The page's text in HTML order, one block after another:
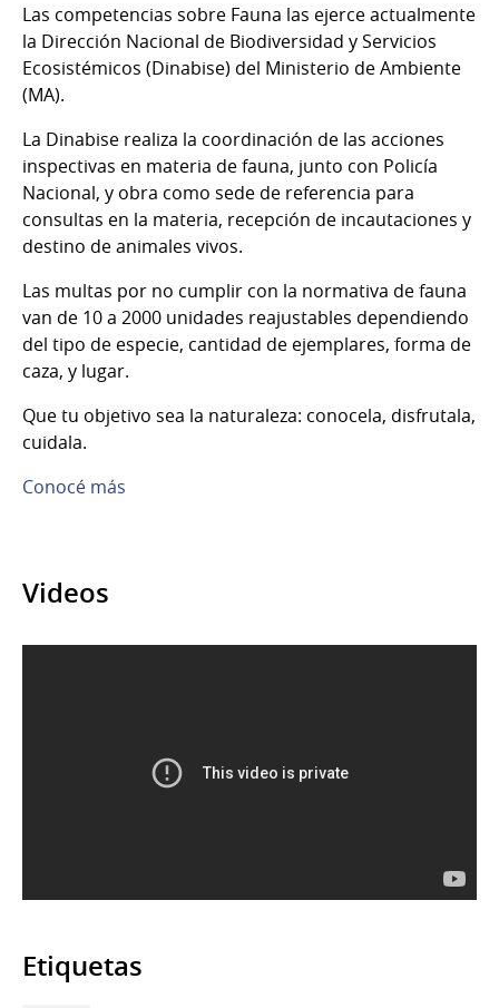
Las competencias sobre Fauna las ejerce actualmente
la Dirección Nacional de Biodiversidad y Servicios
Ecosistémicos (Dinabise) del Ministerio de Ambiente
(MA).
La Dinabise realiza la coordinación de las acciones
inspectivas en materia de fauna, junto con Policía
Nacional, y obra como sede de referencia para
consultas en la materia, recepción de incautaciones y
destino de animales vivos.
Las multas por no cumplir con la normativa de fauna
van de 10 a 2000 unidades reajustables dependiendo
del tipo de especie, cantidad de ejemplares, forma de
caza, y lugar.
Que tu objetivo sea la naturaleza: conocela, disfrutala,
cuidala.
Conocé más
Videos
Etiquetas